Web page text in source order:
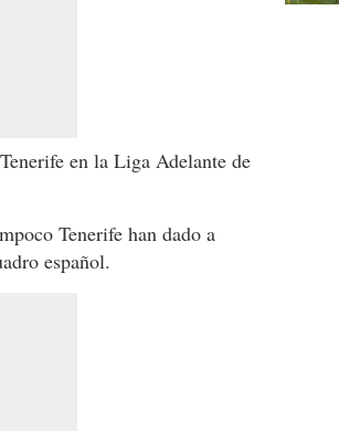
en la Liga Adelante de
Tenerife han dado a
español.